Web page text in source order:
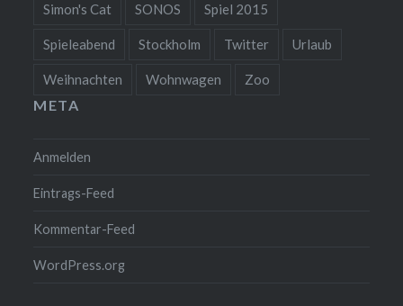
Simon's Cat SONOS Spiel 2015
Spieleabend Stockholm Twitter Urlaub
Weihnachten Wohnwagen Zoo
META
Anmelden
Eintrags-Feed
Kommentar-Feed
WordPress.org